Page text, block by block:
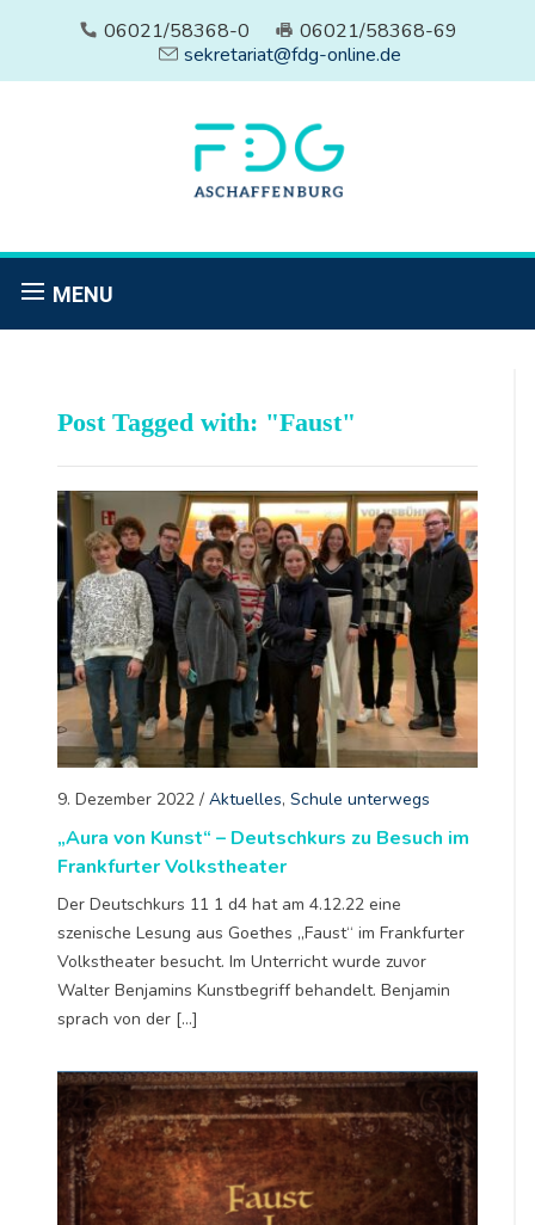
06021/58368-0
06021/58368-69
sekretariat@fdg-online.de
MENU
Post Tagged with: "Faust"
9. Dezember 2022/ Aktuelles, Schule unterwegs
„Aura von Kunst“ – Deutschkurs zu Besuch im
Frankfurter Volkstheater
Der Deutschkurs 11 1 d4 hat am 4.12.22 eine
szenische Lesung aus Goethes „Faust“ im Frankfurter
Volkstheater besucht. Im Unterricht wurde zuvor
Walter Benjamins Kunstbegriff behandelt. Benjamin
sprach von der […]